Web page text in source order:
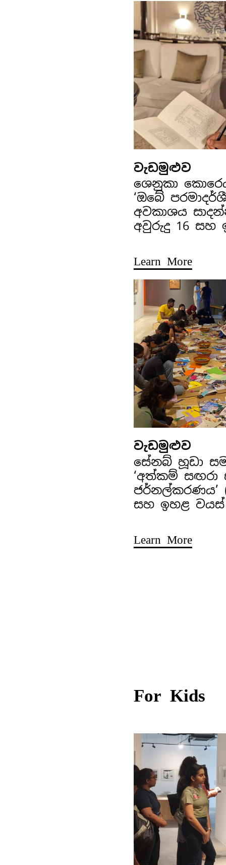
වැඩමුළුව
ශෙනුකා
‘ඔබේ
අවකාශය
අවුරුදු 16 සහ
Learn More
වැඩමුළුව
සේනබ් හූඩා
‘අත්කම් සඟරා
ජර්නල්කරණය’
සහ ඉහළ වයස්
Learn More
For Kids